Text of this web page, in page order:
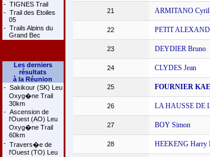
- TIGNES Trail
- Trail des Etoiles
05
- Trails Alpins du
Grand Bec
Les derniers
résultats
à la Réunion
- Sakikour (SK) Leu
Oxyg�ne Trail
30km
- Ascension de
l'Ouest (AO) Leu
Oxyg�ne Trail
60km
- Travers�e de
l'Ouest (TO) Leu
21 ARMITANO Cyril
22 PETIT
23 DEYDIER Bruno
24 CLYDES Jean
25 FOURNIER
26 LA HAUSSE DE
27 BOY Simon
28 HEEKENG Harry